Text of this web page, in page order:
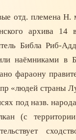
отд. племена Н.
архива
Библа Риб-
наёмниками в
фараону
«людей страны
под назв.
(с